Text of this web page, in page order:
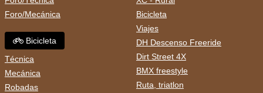
Foro/Mecánica
Bicicleta
Técnica
Mecánica
Robadas
Bicicleta
Viajes
DH Descenso Freeride
Dirt Street 4X
BMX freestyle
Ruta, triatlon